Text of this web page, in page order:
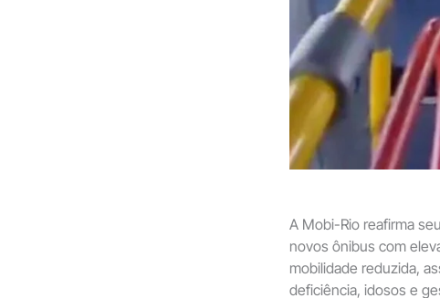
A Mobi-Rio reafirma
novos ônibus com
mobilidade reduzida,
deficiência, idosos e